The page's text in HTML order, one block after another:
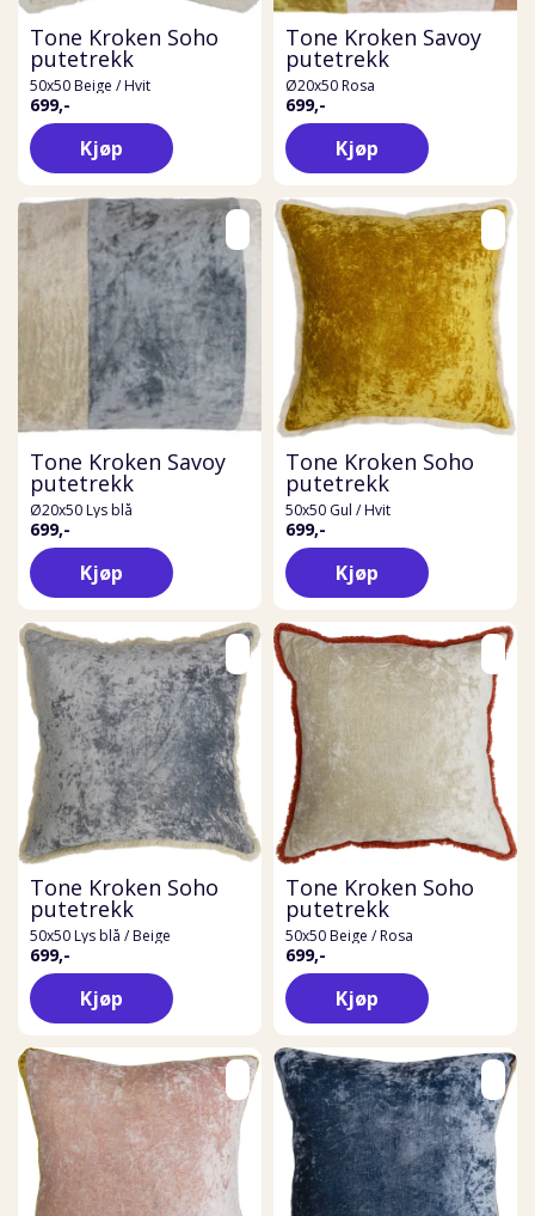
Tone Kroken Soho
putetrekk
50x50 Beige / Hvit
699,-
Kjøp
Tone Kroken Savoy
putetrekk
Ø20x50 Rosa
699,-
Kjøp
Tone Kroken Savoy
putetrekk
Ø20x50 Lys blå
699,-
Kjøp
Tone Kroken Soho
putetrekk
50x50 Gul / Hvit
699,-
Kjøp
Tone Kroken Soho
putetrekk
50x50 Lys blå / Beige
699,-
Kjøp
Tone Kroken Soho
putetrekk
50x50 Beige / Rosa
699,-
Kjøp